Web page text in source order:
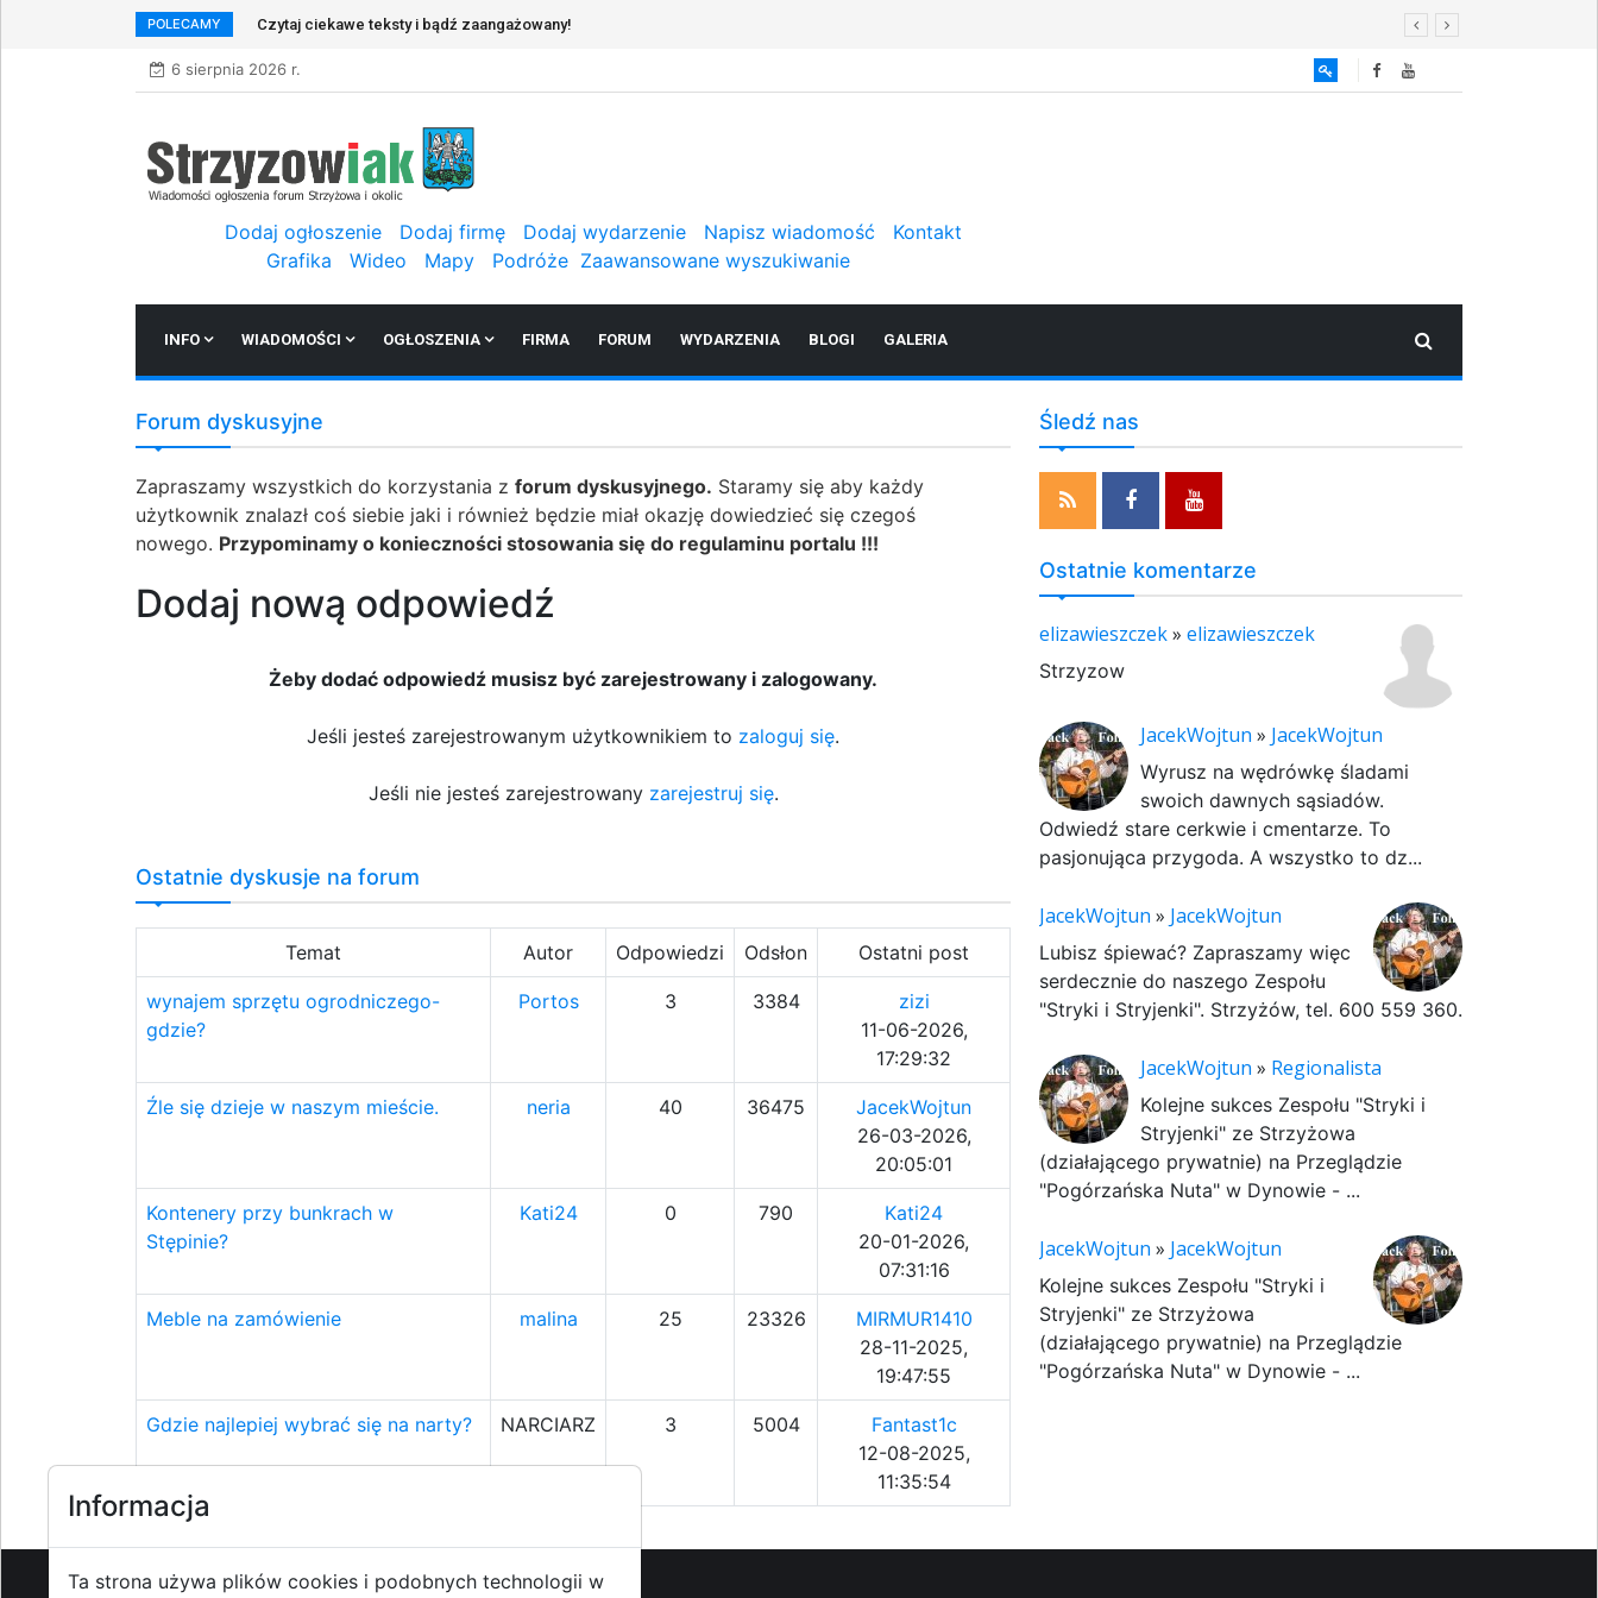
POLECAMY Czytaj ciekawe teksty i bądź zaangażowany!
6 sierpnia 2026 r.
Dodaj ogłoszenie Dodaj firmę Dodaj wydarzenie Napisz wiadomość
Kontakt
Grafika
Wideo Mapy Podróże Zaawansowane wyszukiwanie
INFO WIADOMOŚCI OGŁOSZENIA FIRMA FORUM WYDARZENIA BLOGI GALERIA
Forum dyskusyjne
Zapraszamy wszystkich do korzystania z forum dyskusyjnego. Staramy się aby każdy
użytkownik znalazł coś siebie jaki i również będzie miał okazję dowiedzieć się czegoś
nowego. Przypominamy o konieczności stosowania się do regulaminu portalu !!!
Dodaj nową odpowiedź
Żeby dodać odpowiedź musisz być zarejestrowany i zalogowany.
Jeśli jesteś zarejestrowanym użytkownikiem to zaloguj się.
Jeśli nie jesteś zarejestrowany zarejestruj się.
Ostatnie dyskusje na forum
Temat Autor Odpowiedzi Odsłon Ostatni post
wynajem sprzętu ogrodniczego-
gdzie?
Portos 3 3384
zizi
11-06-2026,
17:29:32
Źle się dzieje w naszym mieście. neria 40 36475
JacekWojtun
26-03-2026,
20:05:01
Kontenery przy bunkrach w
Stępinie?
Kati24 0 790
Kati24
20-01-2026,
07:31:16
Meble na zamówienie malina 25 23326
MIRMUR1410
28-11-2025,
19:47:55
Gdzie najlepiej wybrać się na narty? NARCIARZ 3 5004
Fantast1c
12-08-2025,
11:35:54
Śledź nas
Ostatnie komentarze
elizawieszczek» elizawieszczek
Strzyzow
JacekWojtun » JacekWojtun
Wyrusz na wędrówkę śladami
swoich dawnych sąsiadów.
Odwiedź stare cerkwie i cmentarze. To
pasjonująca przygoda. A wszystko to dz...
JacekWojtun » JacekWojtun
Lubisz śpiewać? Zapraszamy więc
serdecznie do naszego Zespołu
"Stryki i Stryjenki". Strzyżów, tel. 600 559 360.
JacekWojtun » Regionalista
Kolejne sukces Zespołu "Stryki i
Stryjenki" ze Strzyżowa
(działającego prywatnie) na Przeglądzie
"Pogórzańska Nuta" w Dynowie - ...
JacekWojtun » JacekWojtun
Kolejne sukces Zespołu "Stryki i
Stryjenki" ze Strzyżowa
(działającego prywatnie) na Przeglądzie
"Pogórzańska Nuta" w Dynowie - ...
Informacja
Ta strona używa plików cookies i podobnych technologii w